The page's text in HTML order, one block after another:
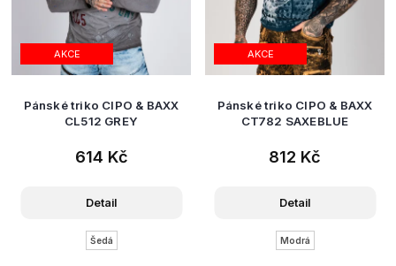
AKCE
Pánské triko CIPO & BAXX
CL512 GREY
614 Kč
Detail
Šedá
AKCE
Pánské triko CIPO & BAXX
CT782 SAXEBLUE
812 Kč
Detail
Modrá